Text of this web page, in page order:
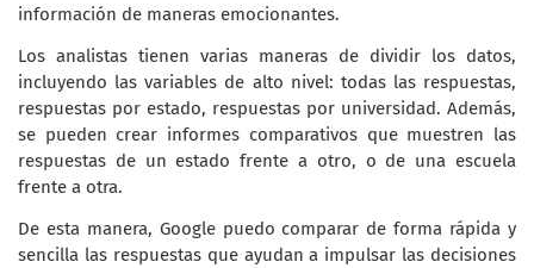
información de maneras emocionantes.
Los analistas tienen varias maneras de dividir los datos,
incluyendo las variables de alto nivel: todas las respuestas,
respuestas por estado, respuestas por universidad. Además,
se pueden crear informes comparativos que muestren las
respuestas de un estado frente a otro, o de una escuela
frente a otra.
De esta manera, Google puedo comparar de forma rápida y
sencilla las respuestas que ayudan a impulsar las decisiones